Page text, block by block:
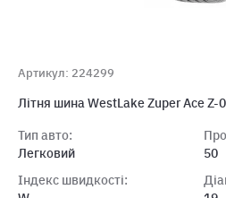
Артикул: 224299
Лiтня шина WestLake Zuper Ace Z-
Тип авто:
Легковий
Індекс швидкості:
50